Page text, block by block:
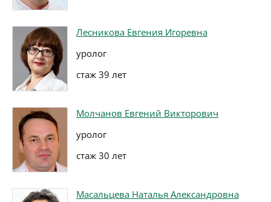
Лесникова Евгения Игоревна
уролог
стаж 39 лет
Молчанов Евгений Викторович
уролог
стаж 30 лет
Масальцева Наталья Александровна